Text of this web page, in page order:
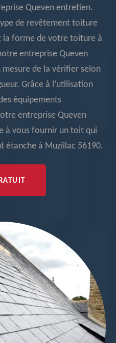
Queven entretien.
de revêtement toiture
la forme de votre toiture à
entreprise Queven
de la vérifier selon
Grâce à l’utilisation
équipements
entreprise Queven
à vous fournir un toit qui
étanche à Muzillac 56190.